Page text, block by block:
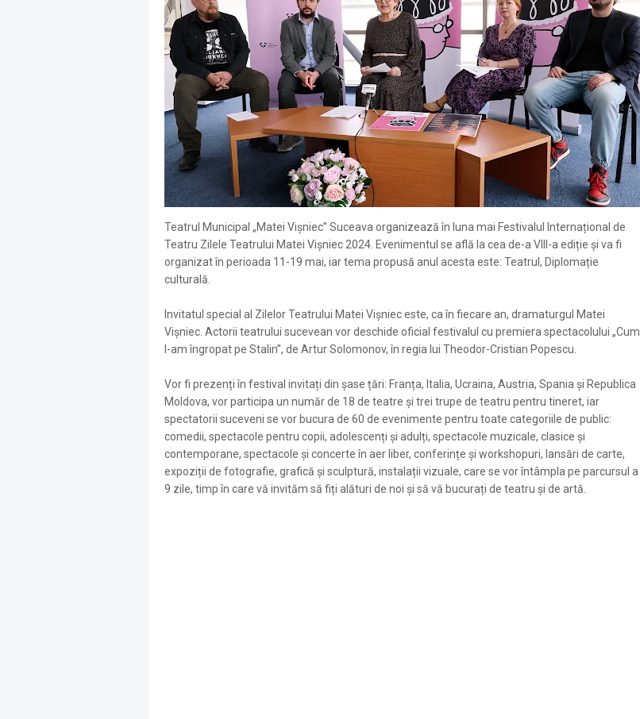
Teatrul Municipal „Matei Vișniec” Suceava organizează în luna mai Festivalul Internațional de
Teatru Zilele Teatrului Matei Vișniec 2024. Evenimentul se află la cea de-a VIII-a ediție și va fi
organizat în perioada 11-19 mai, iar tema propusă anul acesta este: Teatrul, Diplomație
culturală.
Invitatul special al Zilelor Teatrului Matei Vișniec este, ca în fiecare an, dramaturgul Matei
Vișniec. Actorii teatrului sucevean vor deschide oficial festivalul cu premiera spectacolului „Cum
l-am îngropat pe Stalin”, de Artur Solomonov, în regia lui Theodor-Cristian Popescu.
Vor fi prezenți în festival invitați din șase țări: Franța, Italia, Ucraina, Austria, Spania și Republica
Moldova, vor participa un număr de 18 de teatre și trei trupe de teatru pentru tineret, iar
spectatorii suceveni se vor bucura de 60 de evenimente pentru toate categoriile de public:
comedii, spectacole pentru copii, adolescenți și adulți, spectacole muzicale, clasice și
contemporane, spectacole și concerte în aer liber, conferințe și workshopuri, lansări de carte,
expoziții de fotografie, grafică și sculptură, instalații vizuale, care se vor întâmpla pe parcursul a
9 zile, timp în care vă invităm să fiți alături de noi și să vă bucurați de teatru și de artă.